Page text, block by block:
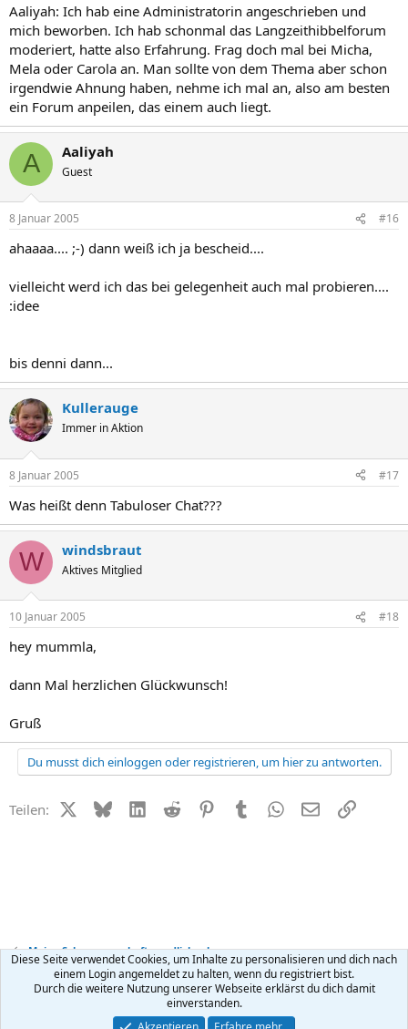
Aaliyah: Ich hab eine Administratorin angeschrieben und
mich beworben. Ich hab schonmal das Langzeithibbelforum
moderiert, hatte also Erfahrung. Frag doch mal bei Micha,
Mela oder Carola an. Man sollte von dem Thema aber schon
irgendwie Ahnung haben, nehme ich mal an, also am besten
ein Forum anpeilen, das einem auch liegt.
A Aaliyah
Guest
8 Januar 2005 #16
ahaaaa.... ;-) dann weiß ich ja bescheid....
vielleicht werd ich das bei gelegenheit auch mal probieren....
:idee
bis denni dann...
Kullerauge
Immer in Aktion
8 Januar 2005 #17
Was heißt denn Tabuloser Chat???
W windsbraut
Aktives Mitglied
10 Januar 2005 #18
hey mummla,
dann Mal herzlichen Glückwunsch!
Gruß
Du musst dich einloggen oder registrieren, um hier zu antworten.
Teilen: X (Twitter)
BlueskyLinkedIn
Reddit PinterestTumblr WhatsApp
E-MailLink
Meine Schwangerschaft - endlich schwanger
Kontakt Nutzungsbedingungen Datenschutz Hilfe
R
Community platform by XenForo ® © 2010-2026 XenForo Ltd.
Diese Seite verwendet Cookies, um Inhalte zu personalisieren und dich nach
einem Login angemeldet zu halten, wenn du registriert bist.
Durch die weitere Nutzung unserer Webseite erklärst du dich damit
einverstanden.